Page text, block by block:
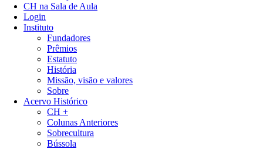
CH na Sala de Aula
Login
Instituto
Fundadores
Prêmios
Estatuto
História
Missão, visão e valores
Sobre
Acervo Histórico
CH +
Colunas Anteriores
Sobrecultura
Bússola